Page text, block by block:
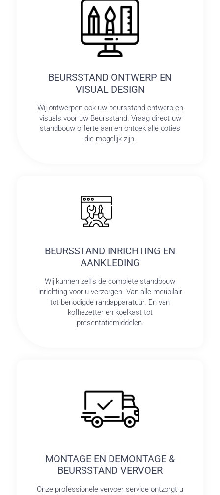
BEURSSTAND ONTWERP EN
VISUAL DESIGN
Wij ontwerpen ook uw beursstand ontwerp en
visuals voor uw Beursstand. Vraag direct uw
standbouw offerte aan en ontdek alle opties
die mogelijk zijn.
BEURSSTAND INRICHTING EN
AANKLEDING
Wij kunnen zelfs de complete standbouw
inrichting voor u verzorgen. Van alle meubilair
tot benodigde randapparatuur. En van
koffiezetter en koelkast tot
presentatiemiddelen.
MONTAGE EN DEMONTAGE &
BEURSSTAND VERVOER
Onze professionele vervoer service ontzorgt u